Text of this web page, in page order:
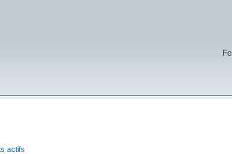
actifs